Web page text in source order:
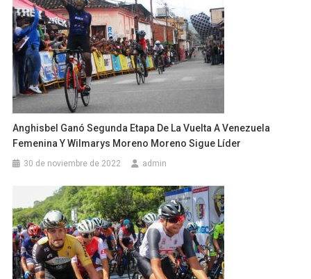
Anghisbel Ganó Segunda Etapa De La Vuelta A Venezuela
Femenina Y Wilmarys Moreno Moreno Sigue Líder
30 de noviembre de 2022 admin